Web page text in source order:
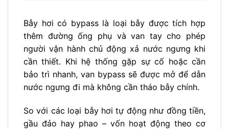
Bẫy hơi có bypass là loại bẫy được tích hợp
thêm đường ống phụ và van tay cho phép
người vận hành chủ động xả nước ngưng khi
cần thiết. Khi hệ thống gặp sự cố hoặc cần
bảo trì nhanh, van bypass sẽ được mở để dẫn
nước ngưng đi mà không cần tháo bẫy chính.
So với các loại bẫy hơi tự động như đồng tiền,
gầu đảo hay phao – vốn hoạt động theo cơ